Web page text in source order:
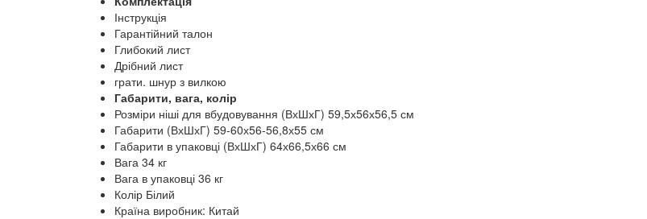
Інструкція
Гарантійний талон
Глибокий лист
Дрібний лист
грати. шнур з вилкою
Габарити, вага, колір
Розміри ніші для вбудовування (ВхШхГ) 59,5х56х56,5 см
Габарити (ВхШхГ) 59-60х56-56,8х55 см
Габарити в упаковці (ВхШхГ) 64х66,5х66 см
Вага 34 кг
Вага в упаковці 36 кг
Колір Білий
Країна виробник: Китай